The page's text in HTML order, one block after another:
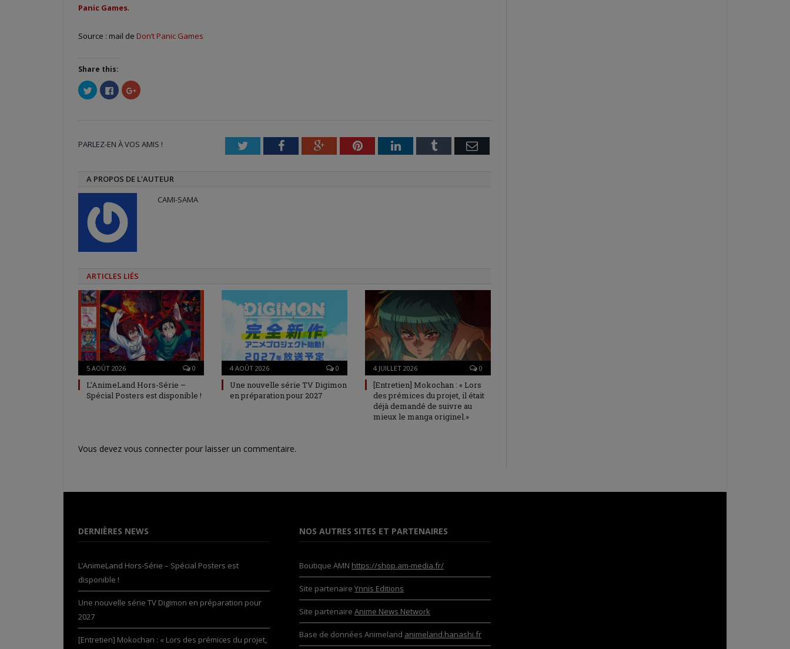
Panic Games.
Source : mail de Don’t Panic Games
Share this:
Cliquez
pour
partager
fenêtre)
Cliquez
pour
partager
fenêtre)
Cliquez
pour
nouvelle
PARLEZ-EN À VOS AMIS ! TwitterFacebookGoogle+PinterestLinkedInTumblr Email
A PROPOS DE L'AUTEUR
CAMI-SAMA
ARTICLES LIÉS
5 AOÛT 2026 0
L’AnimeLand Hors-Série –
Spécial Posters est disponible !
4 AOÛT 2026 0
Une nouvelle série TV Digimon
en préparation pour 2027
4 JUILLET 2026 0
[Entretien] Mokochan : « Lors
des prémices du projet, il était
déjà demandé de suivre au
mieux le manga originel.»
Vous devez vous connecter pour laisser un commentaire.
DERNIÈRES NEWS
L’AnimeLand Hors-Série – Spécial Posters est
disponible !
Une nouvelle série TV Digimon en préparation pour
2027
[Entretien] Mokochan : « Lors des prémices du projet,
NOS AUTRES SITES ET PARTENAIRES
Boutique AMN https://shop.am-media.fr/
Site partenaire Ynnis Editions
Site partenaire Anime News Network
Base de données Animeland animeland.hanashi.fr